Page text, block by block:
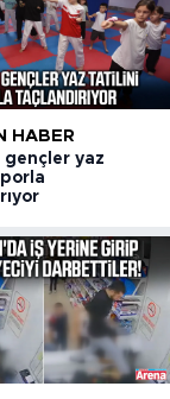
HABER
gençler yaz